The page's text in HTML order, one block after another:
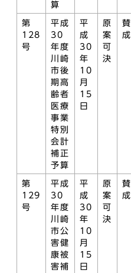
算
第
128
号
平成
30
年度
川崎
市後
期高
齢者
医療
事業
特別
会計
補正
予算
平
成
30
年
10
月
15
日
原
案
可
決
賛
成
第
129
号
平成
30
年度
川崎
市公
害健
康被
害補
平
成
30
年
10
月
15
日
原
案
可
決
賛
成